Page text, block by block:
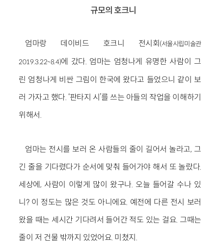
규모의 호크니
엄마랑 데이비드 호크니 전시회 (서울시립미술관
2019.3.22~8.4)에 갔다. 엄마는 엄청나게 유명한 사람이 그
린 엄청나게 비싼 그림이 한국에 왔다고 들었으니 같이 보
러 가자고 했다. ‘판타지 시’를 쓰는 아들의 작업을 이해하기
위해서.
엄마는 전시를 보러 온 사람들의 줄이 길어서 놀라고, 그
긴 줄을 기다렸다가 순서에 맞춰 들어가야 해서 또 놀랐다.
세상에, 사람이 이렇게 많이 왔구나. 오늘 들어갈 수나 있
니? 이 정도는 많은 것도 아니에요. 예전에 다른 전시 보러
왔을 때는 세시간 기다려서 들어간 적도 있는 걸요. 그때는
줄이 저 건물 밖까지 있었어요. 미쳤지.